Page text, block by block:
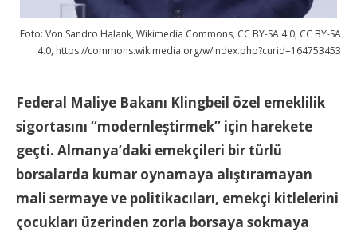
Foto: Von Sandro Halank, Wikimedia Commons, CC BY-SA 4.0, CC BY-SA
4.0, https://commons.wikimedia.org/w/index.php?curid=164753453
Federal Maliye Bakanı Klingbeil özel emeklilik
sigortasını “modernleştirmek” için harekete
geçti. Almanya’daki emekçileri bir türlü
borsalarda kumar oynamaya alıştıramayan
mali sermaye ve politikacıları, emekçi kitlelerini
çocukları üzerinden zorla borsaya sokmaya